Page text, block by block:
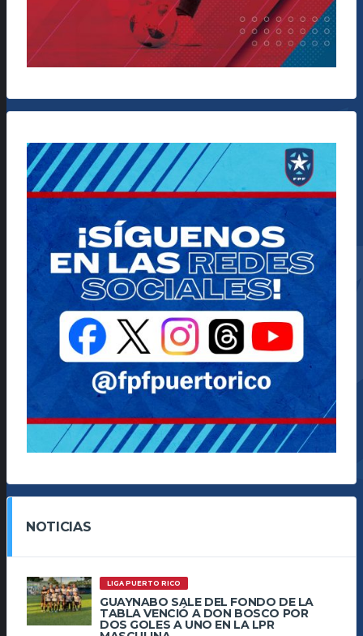
NOTICIAS
LIGA PUERTO RICO
GUAYNABO SALE DEL FONDO DE LA
TABLA VENCIÓ A DON BOSCO POR
DOS GOLES A UNO EN LA LPR